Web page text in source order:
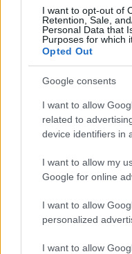
I want to opt-out of
Retention, Sale,
Personal Data that
Purposes for which
Opted Out
Google consents
I want to allow
related to
device identifiers in
I want to allow my
Google for online
I want to allow
personalized
I want to allow
oportunidad a Wesley o
que quiera dosificar al
tras cumplir sanción.
SofaScore-
Valencia